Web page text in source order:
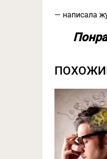
— написала